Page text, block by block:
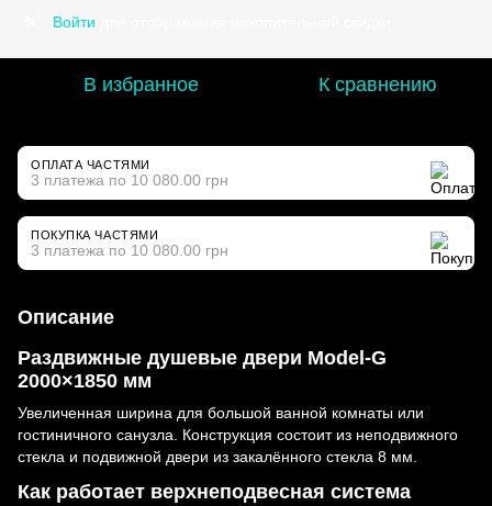
Войти
В избранное К сравнению
ОПЛАТА ЧАСТЯМИ
3 платежа по 10 080.00 грн
ПОКУПКА ЧАСТЯМИ
3 платежа по 10 080.00 грн
Описание
Раздвижные душевые двери Model-G
2000×1850 мм
Увеличенная ширина для большой ванной комнаты или
гостиничного санузла. Конструкция состоит из неподвижного
стекла и подвижной двери из закалённого стекла 8 мм.
Как работает верхнеподвесная система